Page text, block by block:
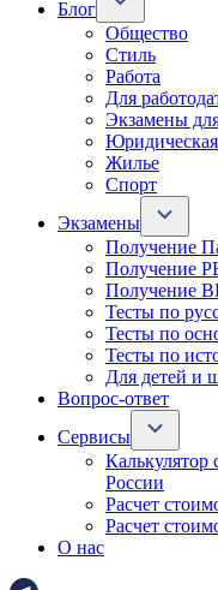
Блог
Общество
Стиль
Работа
Для
Экзамены
Жилье
Спорт
Экзамены
Получение
Получение
Получение
Тесты по
Тесты по
Тесты по
Для детей и
Вопрос-ответ
Сервисы
Калькулятор
России
Расчет
Расчет
О нас